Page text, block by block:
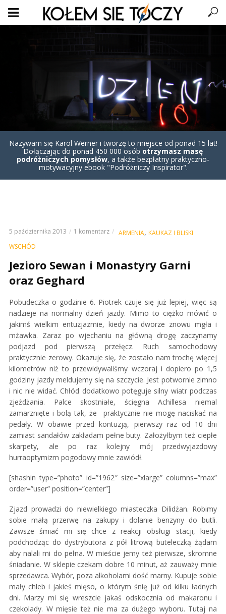
Nazywam się Karol Werner i tworzę to miejsce od ponad 15 lat!
Dołączając do ponad 450 000 osób otrzymasz masę
podróżniczych pomysłów, a także bezpłatny praktyczno-
motywacyjny ebook "Podróżniczy Inspirator".
5 października 2013 1 komentarz ARMENIA, KAUKAZ I BLISKI
WSCHÓD
Jezioro Sewan i Monastyry Garni
oraz Geghard
Pobudeczka o godzinie 6. Piotrek czuje się już lepiej, więc są
nadzieje na normalny dzień jazdy. Mimo to ciężko mówić o
jakimś wielkim entuzjazmie, kiedy na dworze znowu mgła i
mżawka. Zaraz po wjechaniu na główną drogę zaczynamy
podjazd pod pierwszą przełęcz. Ruch samochodowy
praktycznie zerowy. Okazuje się, że zostało nam trochę więcej
kilometrów niż to przewidywaliśmy wczoraj i dopiero po 1,5
godziny jazdy meldujemy się na szczycie. Jest potwornie zimno
i nic nie widać. Chłód dodatkowo potęguje silny wiatr podczas
zjeżdżania. Palce skostniałe, ścięgna Achillesa niemal
zamarznięte i bolą tak, że praktycznie nie mogę naciskać na
pedały. W obawie przed kontuzją, pierwszy raz od 10 dni
zamiast sandałów zakładam pełne buty. Założyłbym też ciepłe
skarpety, ale po raz kolejny mój przedwyjazdowy
hurraoptymizm pogodowy mnie zawiódł.
[shashin type=”photo” id=”1962″ size=”xlarge” columns=”max”
order=”user” position=”center”]
Zjazd prowadzi do niewielkiego miasteczka Dilidżan. Robimy
sobie małą przerwę na zakupy i dolanie benzyny do butli.
Zawsze śmiać mi się chce z reakcji obsługi stacji, kiedy
podchodząc do dystrybutora z pół litrową buteleczką żądam
aby nalali mi do pełna. W mieście jemy też pierwsze, skromne
śniadanie. W sklepie czekam dobre 10 minut, aż zauważy mnie
sprzedawca. Wybór, poza alkoholami dość marny. Kupuje sobie
mały chleb i jakieś mięso, o którym śnię już od kilku ładnych
dni. Marzy mi się wreszcie jakaś odskocznia od makaronu i
czekolady. W mięsie też nie ma za dużego wyboru. Tutaj na